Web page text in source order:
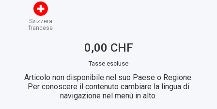
Svizzera
francese
0,00 CHF
Tasse escluse
Articolo non disponibile nel suo Paese o Regione.
Per conoscere il contenuto cambiare la lingua di
navigazione nel menù in alto.